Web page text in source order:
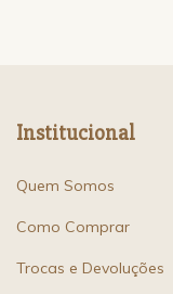
Institucional
Quem Somos
Como Comprar
Trocas e Devoluções